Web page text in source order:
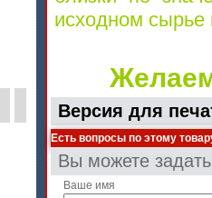
исходном сырье
Версия для
Есть вопросы по этому
Вы можете
Ваше имя